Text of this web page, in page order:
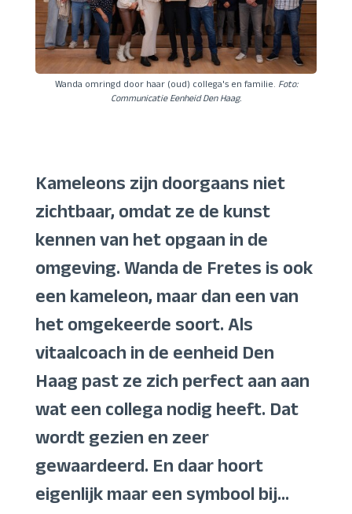
Wanda omringd door haar (oud) collega's en familie. Foto:
Communicatie Eenheid Den Haag.
Kameleons zijn doorgaans niet
zichtbaar, omdat ze de kunst
kennen van het opgaan in de
omgeving. Wanda de Fretes is ook
een kameleon, maar dan een van
het omgekeerde soort. Als
vitaalcoach in de eenheid Den
Haag past ze zich perfect aan aan
wat een collega nodig heeft. Dat
wordt gezien en zeer
gewaardeerd. En daar hoort
eigenlijk maar een symbool bij…